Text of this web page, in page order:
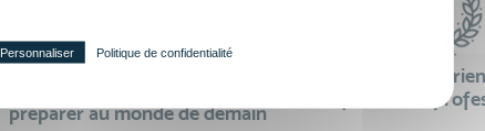
préparer au monde de demain
24 ans
formation
Personnaliser Politique de confidentialité